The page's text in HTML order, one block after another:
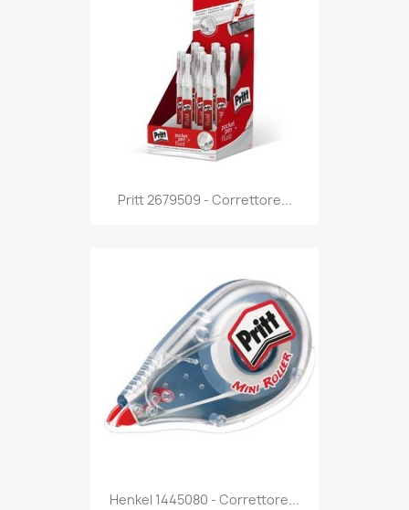
Anteprima
Pritt 2679509 - Correttore...
Anteprima
Henkel 1445080 - Correttore...